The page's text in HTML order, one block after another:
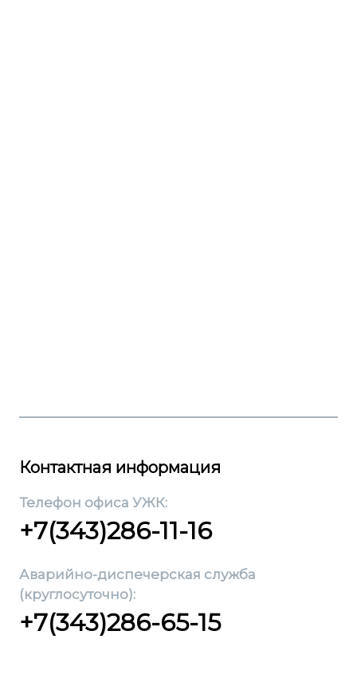
Контактная информация
Телефон офиса УЖК:
+7(343)286-11-16
Аварийно-диспечерская служба
(круглосуточно):
+7(343)286-65-15